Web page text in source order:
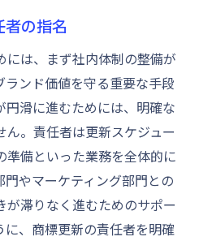
の指名
には、まず社内体制の整備が
ンド価値を守る重要な手段
滑に進むためには、明確な
。責任者は更新スケジュー
準備といった業務を全体的に
やマーケティング部門との
滞りなく進むためのサポー
に、商標更新の責任者を明確